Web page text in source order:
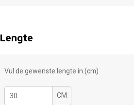
Lengte
Vul de gewenste lengte in (cm)
CM